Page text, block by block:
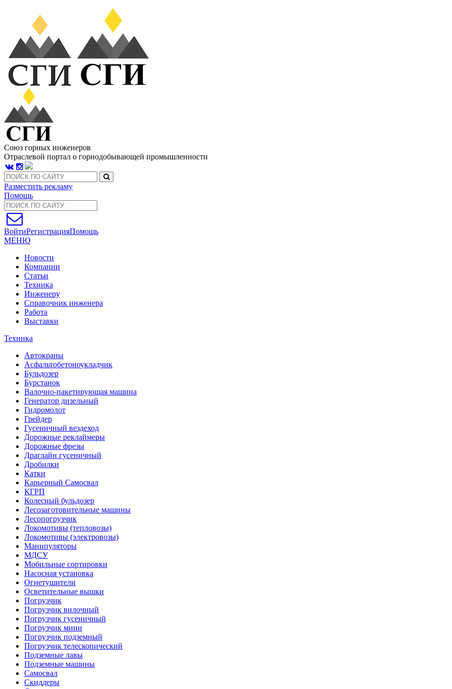
Союз горных инженеров
Отраслевой портал о горнодобывающей промышленности
Разместить рекламу
Помощь
ВойтиРегистрацияПомощь
МЕНЮ
Новости
Компании
Статьи
Техника
Инженеру
Справочник инженера
Работа
Выставки
Техника
Автокраны
Асфальтобетоноукладчик
Бульдозер
Бурстанок
Валочно-пакетирующая машина
Генератор дизельный
Гидромолот
Грейдер
Гусеничный вездеход
Дорожные реклаймеры
Дорожные фрезы
Драглайн гусеничный
Дробилки
Катки
Карьерный Самосвал
КГРП
Колесный бульдозер
Лесозаготовительные машины
Лесопогрузчик
Локомотивы (тепловозы)
Локомотивы (электровозы)
Манипуляторы
МДСУ
Мобильные сортировки
Насосная установка
Огнетушители
Осветительные вышки
Погрузчик
Погрузчик вилочный
Погрузчик гусеничный
Погрузчик мини
Погрузчик подземный
Погрузчик телескопический
Подземные лавы
Подземные машины
Самосвал
Скиддеры